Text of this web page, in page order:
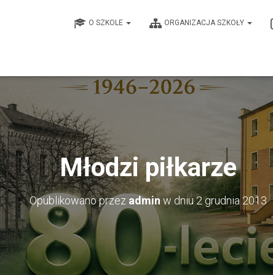
O SZKOLE ORGANIZACJA SZKOŁY
Młodzi piłkarze
Opublikowano przez admin w dniu2 grudnia 2013